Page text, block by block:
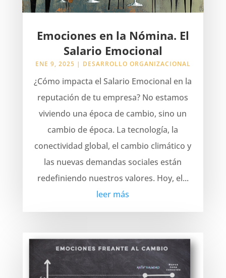
Emociones en la Nómina. El
Salario Emocional
ENE 9, 2025 | DESARROLLO ORGANIZACIONAL
¿Cómo impacta el Salario Emocional en la
reputación de tu empresa? No estamos
viviendo una época de cambio, sino un
cambio de época. La tecnología, la
conectividad global, el cambio climático y
las nuevas demandas sociales están
redefiniendo nuestros valores. Hoy, el...
leer más